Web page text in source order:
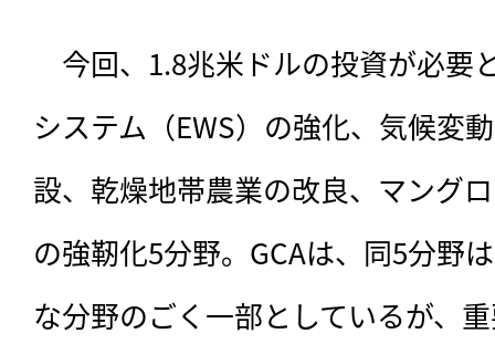
今回、1.8兆米ドルの投資が必要
システム（EWS）の強化、気候変
設、乾燥地帯農業の改良、マング
の強靭化5分野。GCAは、同5分野
な分野のごく一部としているが、